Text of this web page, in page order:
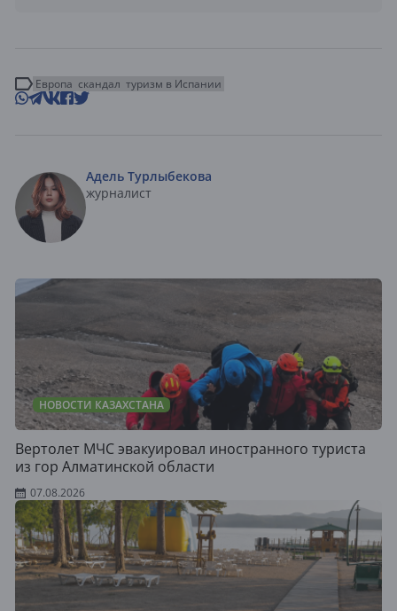
Европа скандал туризм в Испании
Адель Турлыбекова
журналист
НОВОСТИ КАЗАХСТАНА
Вертолет МЧС эвакуировал иностранного туриста
из гор Алматинской области
07.08.2026